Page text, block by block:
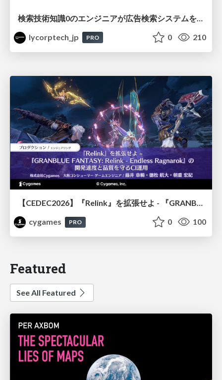
lycorptech_jp
PRO 0 210
【CEDEC2026】『Relink』を拡張せよ - 『GRANBLUE FANTASY: Relink - Endless Ragnarok』の開発速度と品質を守るCI運用
cygames
PRO 0 100
Featured
See All Featured